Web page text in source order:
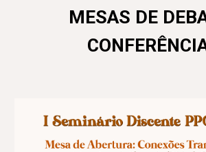
MESAS DE